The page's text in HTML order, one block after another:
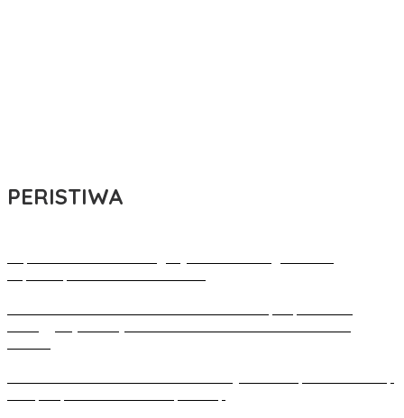
PERISTIWA